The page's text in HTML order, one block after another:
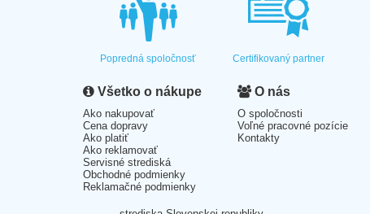
Popredná spoločnosť Certifikovaný partner
Všetko o nákupe
Ako nakupovať
Cena dopravy
Ako platiť
Ako reklamovať
Servisné strediská
Obchodné podmienky
Reklamačné podmienky
O nás
O spoločnosti
Voľné pracovné pozície
Kontakty